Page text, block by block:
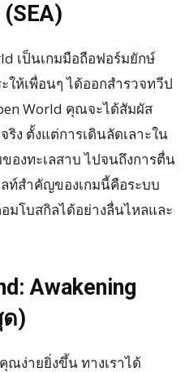
เป็นเกมมือถือฟอร์มยักษ์
ให้เพื่อนๆ ได้ออกสำรวจทวีป
World คุณจะได้สัมผัส
ง ตั้งแต่การเดินลัดเลาะใน
งทะเลสาบ ไปจนถึงการตื่น
ท์สำคัญของเกมนี้คือระบบ
มโบสกิลได้อย่างลื่นไหลและ
Awakening
)
ณง่ายยิ่งขึ้น ทางเราได้